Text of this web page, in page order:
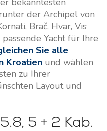
der Archipel von
Brač, Hvar, Vis
Yacht für Ihre
Sie alle
Kroatienund wählen
zu Ihrer
Layout und
5 + 2 Kab.